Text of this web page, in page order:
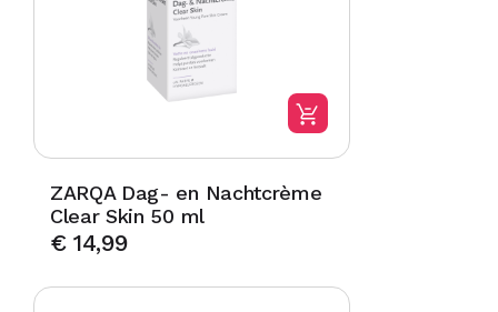
ZARQA Dag- en Nachtcrème
Clear Skin 50 ml
€14,99